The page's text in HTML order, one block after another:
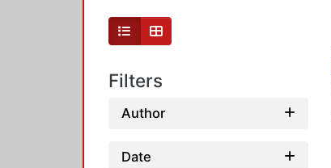
Filters
Author
Date